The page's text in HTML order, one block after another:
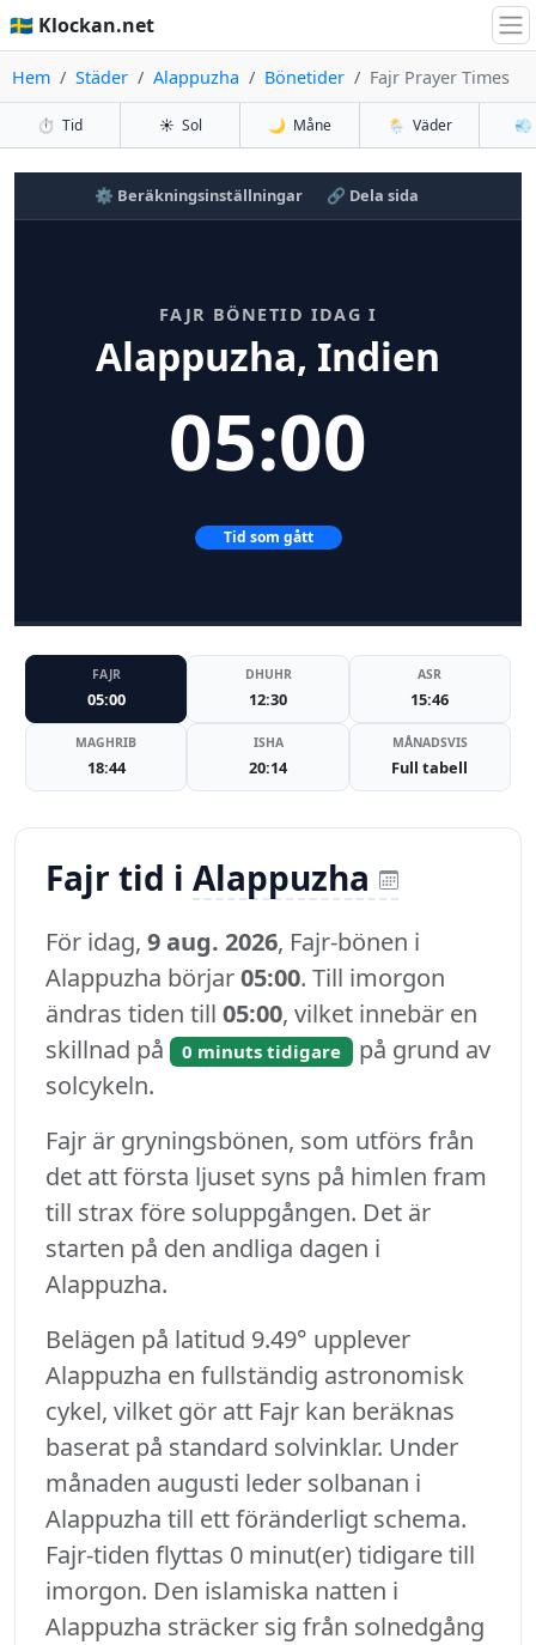
🇸🇪 Klockan.net
Hem Städer Alappuzha Bönetider Fajr Prayer Times
⏱️ Tid ☀️ Sol 🌙 Måne 🌦️ Väder 💨
⚙️ Beräkningsinställningar 🔗 Dela sida
FAJR BÖNETID IDAG I
Alappuzha, Indien
05:00
Tid som gått
FAJR
05:00
DHUHR
12:30
ASR
15:46
MAGHRIB
18:44
ISHA
20:14
MÅNADSVIS
Full tabell
Fajr tid i Alappuzha
För idag, 9 aug. 2026, Fajr-bönen i
Alappuzha börjar05:00. Till imorgon
ändras tiden till 05:00, vilket innebär en
skillnad på
0 minuts tidigare på grund av
solcykeln.
Fajr är gryningsbönen, som utförs från
det att första ljuset syns på himlen fram
till strax före soluppgången. Det är
starten på den andliga dagen i
Alappuzha.
Belägen på latitud 9.49° upplever
Alappuzha en fullständig astronomisk
cykel, vilket gör att Fajr kan beräknas
baserat på standard solvinklar. Under
månaden augusti leder solbanan i
Alappuzha till ett föränderligt schema.
Fajr-tiden flyttas 0 minut(er) tidigare till
imorgon. Den islamiska natten i
Alappuzha sträcker sig från solnedgång